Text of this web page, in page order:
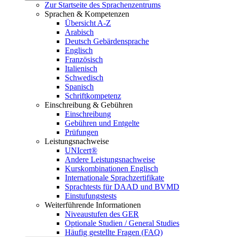
Zur Startseite des Sprachenzentrums
Sprachen & Kompetenzen
Übersicht A-Z
Arabisch
Deutsch Gebärdensprache
Englisch
Französisch
Italienisch
Schwedisch
Spanisch
Schriftkompetenz
Einschreibung & Gebühren
Einschreibung
Gebühren und Entgelte
Prüfungen
Leistungsnachweise
UNIcert®
Andere Leistungsnachweise
Kurskombinationen Englisch
Internationale Sprachzertifikate
Sprachtests für DAAD und BVMD
Einstufungstests
Weiterführende Informationen
Niveaustufen des GER
Optionale Studien / General Studies
Häufig gestellte Fragen (FAQ)